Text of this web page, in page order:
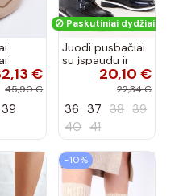
€
45,90 €
39
Paskutiniai dydžiai!
Juodi pusbačiai
su įspaudu ir
kvadratiniu
priekiu Kerawa
20,10 €
22,34 €
36 37 38 39
40 41
−10%